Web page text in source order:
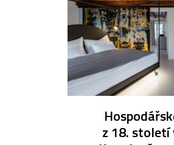
z 18. století